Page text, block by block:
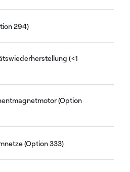
294)
(<1
(Option
(Option 333)